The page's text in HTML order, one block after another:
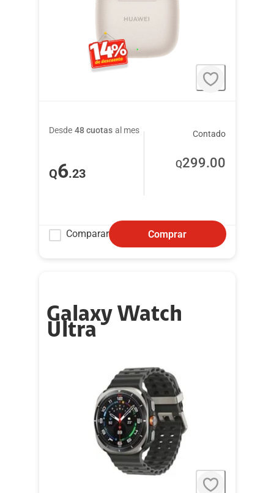
Desde 48 cuotas al mes
Q6.23
Contado
Q299.00
Comparar Comprar
Galaxy Watch
Ultra